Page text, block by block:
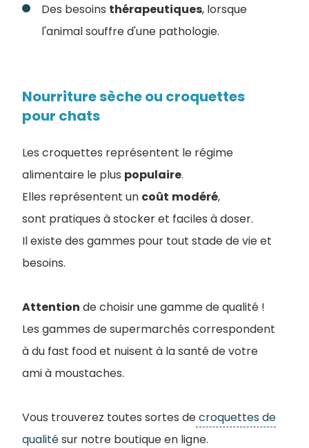
Des besoins thérapeutiques, lorsque
l'animal souffre d'une pathologie.
Nourriture sèche ou croquettes
pour chats
Les croquettes représentent le régime
alimentaire le plus populaire.
Elles représentent un coût modéré,
sont pratiques à stocker et faciles à doser.
Il existe des gammes pour tout stade de vie et
besoins.
Attention de choisir une gamme de qualité !
Les gammes de supermarchés correspondent
à du fast food et nuisent à la santé de votre
ami à moustaches.
Vous trouverez toutes sortes decroquettes de
qualitésur notre boutique en ligne.